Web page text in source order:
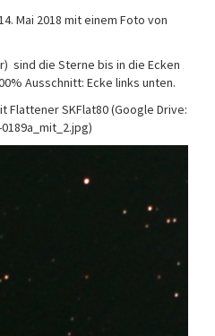
Mai 2018 mit einem Foto von
sind die Sterne bis in die Ecken
Ausschnitt: Ecke links unten.
Flattener SKFlat80 (Google Drive: